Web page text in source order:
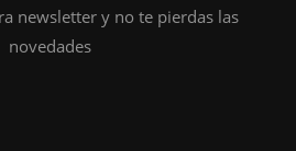
newsletter y no te pierdas las
novedades